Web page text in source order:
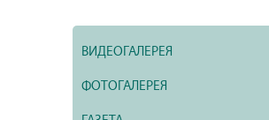
ВИДЕОГАЛЕРЕЯ
ФОТОГАЛЕРЕЯ